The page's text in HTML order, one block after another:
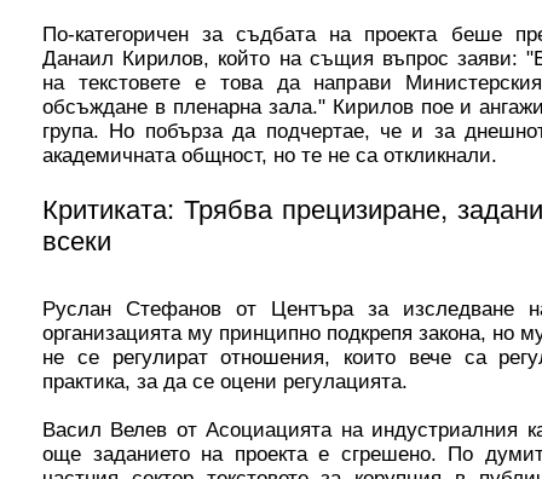
По-категоричен за съдбата на проекта беше
Данаил Кирилов, който на същия въпрос заяви:
на текстовете е това да направи
обсъждане в пленарна зала." Кирилов пое и
група. Но побърза да подчертае, че и за
академичната общност, но те не са откликнали.
Критиката: Трябва прецизиране,
всеки
Руслан Стефанов от Центъра за изследване
организацията му принципно подкрепя закона, но
не се регулират отношения, които вече са
практика, за да се оцени регулацията.
Васил Велев от Асоциацията на индустриалния
още заданието на проекта е сгрешено. По